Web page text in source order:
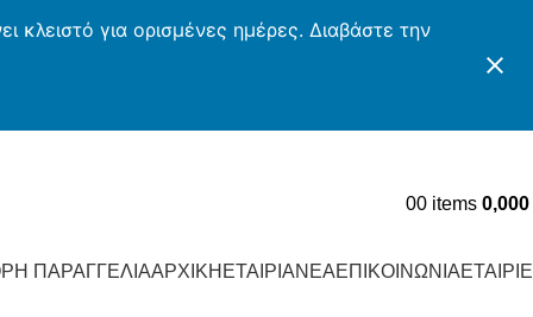
για ορισμένες ημέρες. Διαβάστε την
00 items 0,000
ΠΑΡΑΓΓΕΛΙΑΑΡΧΙΚΗ ΕΤΑΙΡΙΑΝΕΑΕΠΙΚΟΙΝΩΝΙΑ